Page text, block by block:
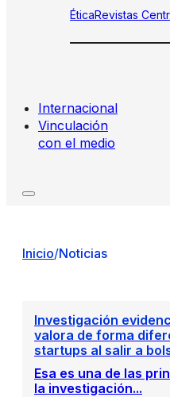
ÉticaRevistas
Internacional
Vinculación
con el medio
Inicio/Noticias
Investigación
valora de forma
startups al salir a
Esa es una de las
la investigación...